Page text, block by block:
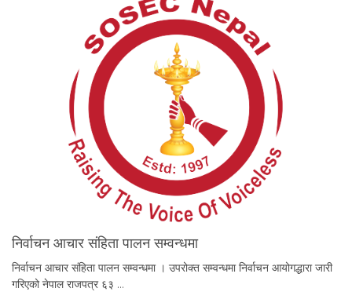
निर्वाचन आचार संहिता पालन सम्वन्धमा
निर्वाचन आचार संहिता पालन सम्वन्धमा । उपरोक्त सम्वन्धमा निर्वाचन आयोगद्धारा जारी
गरिएको नेपाल राजपत्र ६३ …